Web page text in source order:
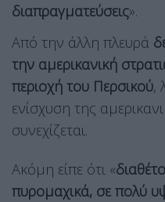
διαπραγματεύσεις».
Από την άλλη πλευρά
την αμερικανική
περιοχή του Περσικού,
ενίσχυση της
συνεχίζεται.
Ακόμη είπε ότι «
πυρομαχικά, σε πολύ